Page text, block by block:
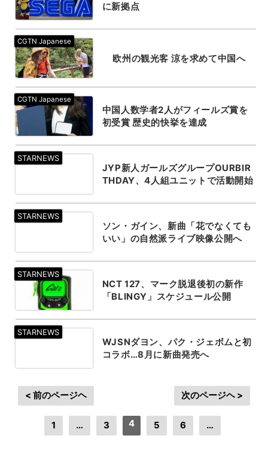
に新拠点
欧州の観光客 涼を求めて中国へ
中国人数学者2人がフィールズ賞を
初受賞 歴史的快挙を達成
JYP新人ガールズグループOURBIR
THDAY、4人組ユニットで活動開始
ソン・ガイン、新曲「花でなくても
いい」の自然派ライブ映像公開へ
NCT 127、マーク脱退後初の新作
「BLINGY」スケジュール公開
WJSNダヨン、パク・ジェボムと初
コラボ…8月に新曲発売へ
< 前のページヘ
1 … 3 4 5 6 …
次のページヘ >